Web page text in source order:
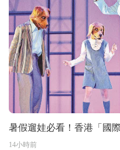
暑假遛娃必看！香港「國
14小時前